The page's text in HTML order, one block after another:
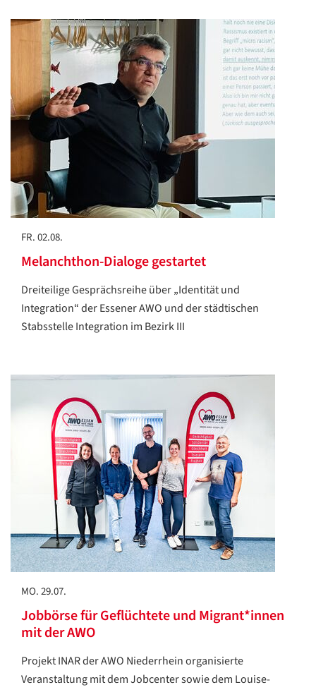
FR. 02.08.
Melanchthon-Dialoge gestartet
Dreiteilige Gesprächsreihe über „Identität und
Integration“ der Essener AWO und der städtischen
Stabsstelle Integration im Bezirk III
MO. 29.07.
Jobbörse für Geflüchtete und Migrant*innen
mit der AWO
Projekt INAR der AWO Niederrhein organisierte
Veranstaltung mit dem Jobcenter sowie dem Louise-